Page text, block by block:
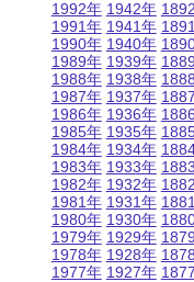
1992年
1991年
1990年
1989年
1988年
1987年
1986年
1985年
1984年
1983年
1982年
1981年
1980年
1979年
1978年
1977年
1942年
1941年
1940年
1939年
1938年
1937年
1936年
1935年
1934年
1933年
1932年
1931年
1930年
1929年
1928年
1927年